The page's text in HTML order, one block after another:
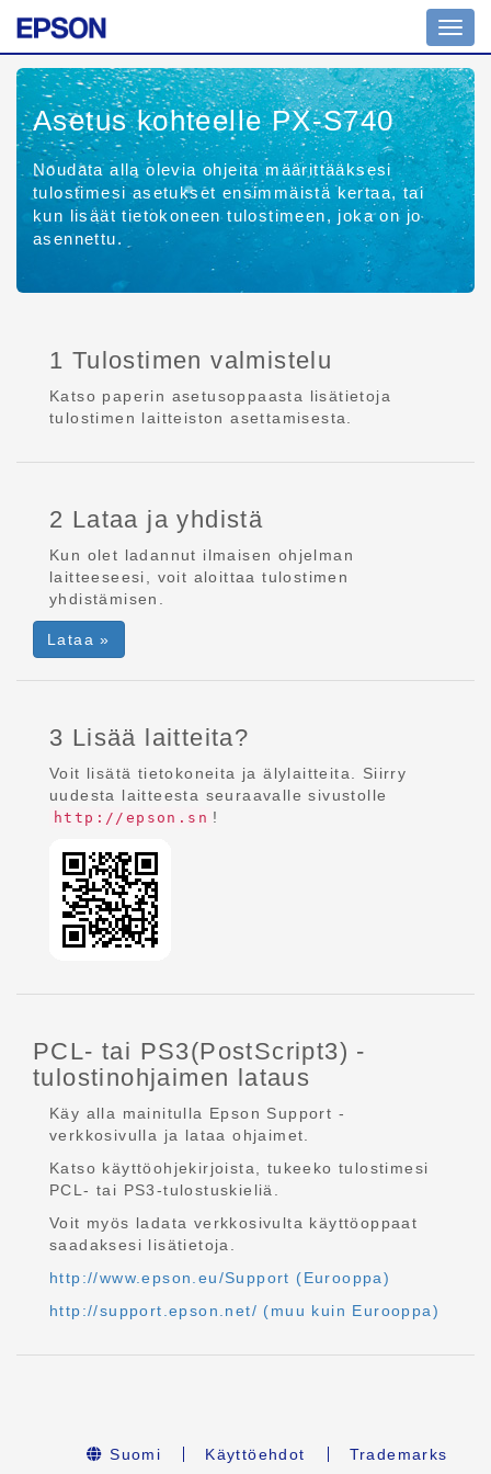
Asetus kohteelle PX-S740
Noudata alla olevia ohjeita määrittääksesi
tulostimesi asetukset ensimmäistä kertaa, tai
kun lisäät tietokoneen tulostimeen, joka on jo
asennettu.
1 Tulostimen valmistelu
Katso paperin asetusoppaasta lisätietoja
tulostimen laitteiston asettamisesta.
2 Lataa ja yhdistä
Kun olet ladannut ilmaisen ohjelman
laitteeseesi, voit aloittaa tulostimen
yhdistämisen.
Lataa »
3 Lisää laitteita?
Voit lisätä tietokoneita ja älylaitteita. Siirry
uudesta laitteesta seuraavalle sivustolle
http://epson.sn !
PCL- tai PS3(PostScript3) -
tulostinohjaimen lataus
Käy alla mainitulla Epson Support -
verkkosivulla ja lataa ohjaimet.
Katso käyttöohjekirjoista, tukeeko tulostimesi
PCL- tai PS3-tulostuskieliä.
Voit myös ladata verkkosivulta käyttöoppaat
saadaksesi lisätietoja.
http://www.epson.eu/Support (Eurooppa)
http://support.epson.net/ (muu kuin Eurooppa)
Suomi Käyttöehdot Trademarks